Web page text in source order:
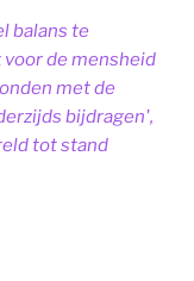
balans te
voor de mensheid
met de
bijdragen',
tot stand